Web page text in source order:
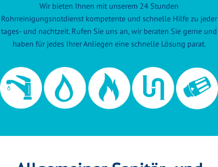
Wir bieten Ihnen mit unserem 24 Stunden
Rohrreinigungsnotdienst kompetente und schnelle Hilfe zu jeder
tages- und nachtzeit. Rufen Sie uns an, wir beraten Sie gerne und
haben für jedes Ihrer Anliegen eine schnelle Lösung parat.